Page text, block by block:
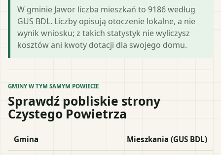
W gminie Jawor liczba mieszkań to 9186 według
GUS BDL. Liczby opisują otoczenie lokalne, a nie
wynik wniosku; z takich statystyk nie wyliczysz
kosztów ani kwoty dotacji dla swojego domu.
GMINY W TYM SAMYM POWIECIE
Sprawdź pobliskie strony
Czystego Powietrza
Gmina Mieszkania (GUS BDL)